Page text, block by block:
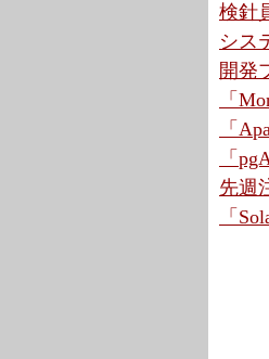
検針
シス
開発
「
「
「
先週
「